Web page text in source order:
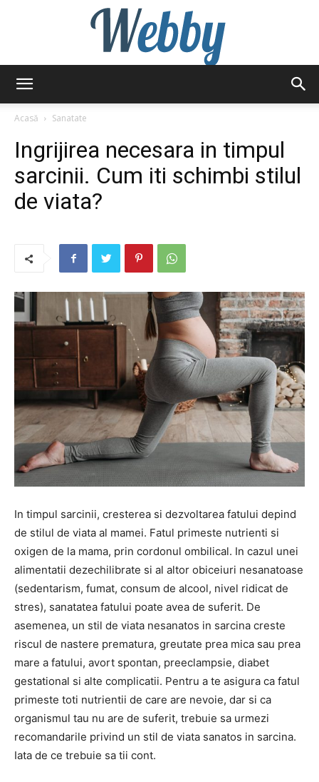
Acasă
Sanatate
Ingrijirea necesara in timpul
sarcinii. Cum iti schimbi stilul
de viata?
In timpul sarcinii, cresterea si dezvoltarea fatului depind
de stilul de viata al mamei. Fatul primeste nutrienti si
oxigen de la mama, prin cordonul ombilical. In cazul unei
alimentatii dezechilibrate si al altor obiceiuri nesanatoase
(sedentarism, fumat, consum de alcool, nivel ridicat de
stres), sanatatea fatului poate avea de suferit. De
asemenea, un stil de viata nesanatos in sarcina creste
riscul de nastere prematura, greutate prea mica sau prea
mare a fatului, avort spontan, preeclampsie, diabet
gestational si alte complicatii. Pentru a te asigura ca fatul
primeste toti nutrientii de care are nevoie, dar si ca
organismul tau nu are de suferit, trebuie sa urmezi
recomandarile privind un stil de viata sanatos in sarcina.
Iata de ce trebuie sa tii cont.